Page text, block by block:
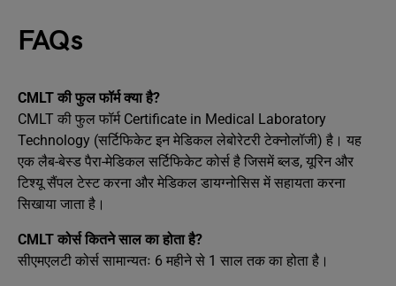
FAQs
CMLT की फुल फॉर्म क्या है?
CMLT की फुल फॉर्म Certificate in Medical Laboratory
Technology (सर्टिफिकेट इन मेडिकल लेबोरेटरी टेक्नोलॉजी) है। यह
एक लैब-बेस्ड पैरा-मेडिकल सर्टिफिकेट कोर्स है जिसमें ब्लड, यूरिन और
टिश्यू सैंपल टेस्ट करना और मेडिकल डायग्नोसिस में सहायता करना
सिखाया जाता है।
CMLT कोर्स कितने साल का होता है?
सीएमएलटी कोर्स सामान्यतः 6 महीने से 1 साल तक का होता है।